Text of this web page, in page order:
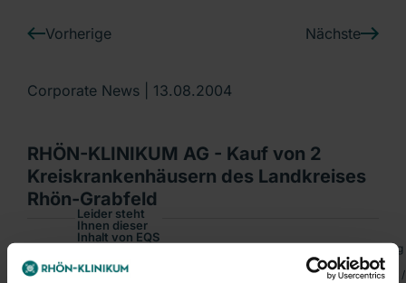
Ein Unternehmen der RHÖN-KLINIKUM AG
Vorherige Nächste
Corporate News | 13.08.2004
RHÖN-KLINIKUM AG - Kauf von 2
Kreiskrankenhäusern des Landkreises
Rhön-Grabfeld
Corporate-News übermittelt durch die DGAP.Für den Inhalt der
Landkreis Rhön-Grabfeld /Rhön-Klinikum AG, Bad Neustadt an der
Leider steht
Ihnen dieser
Inhalt von EQS
aktuell nicht
zur